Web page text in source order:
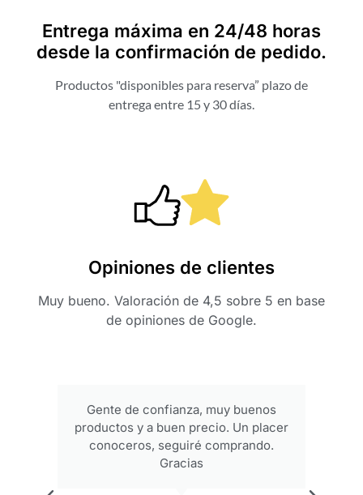
Entrega máxima en 24/48 horas
desde la confirmación de pedido.
Productos "disponibles para reserva” plazo de
entrega entre 15 y 30 días.
Opiniones de clientes
Muy bueno. Valoración de 4,5 sobre 5 en base
de opiniones de Google.
Gente de confianza, muy buenos
productos y a buen precio. Un placer
conoceros, seguiré comprando.
Gracias